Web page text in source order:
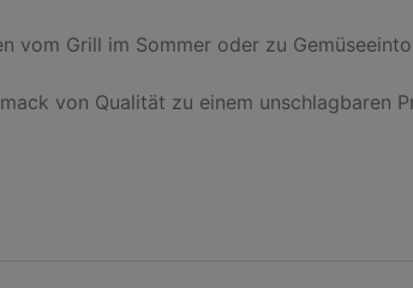
vom Grill im Sommer oder zu
von Qualität zu einem unschlagbaren